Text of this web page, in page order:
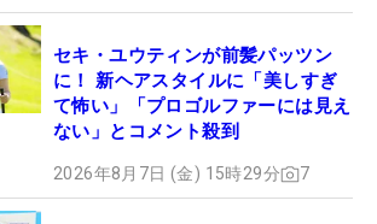
セキ・ユウティンが前髪パッツン
に！ 新ヘアスタイルに「美しすぎ
て怖い」「プロゴルファーには見え
ない」とコメント殺到
2026年8月7日 (金) 15時29分 7